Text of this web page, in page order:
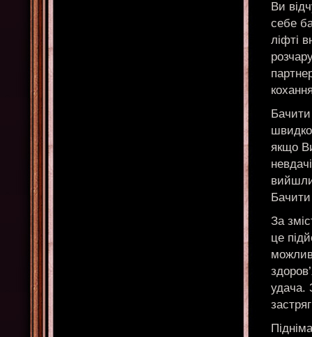
Ви
себе
ліфті
швидко
якщо
За
це
удача.